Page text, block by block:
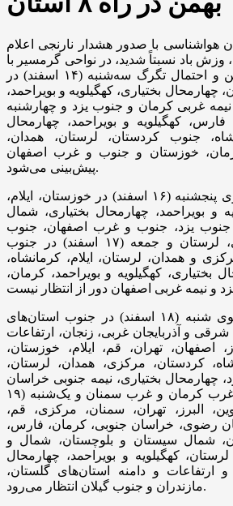
هواشناسی با صدور هشدار نارنجی اعلام
باد نسبتاً شدید، در نواحی گرمسیر با
رعد و برق، ریزش بهمن و احتمال تگرگ سه‌شنبه (۱۴ اسفند) در
بختیاری، کهگیلویه و بویراحمد،
غربی کرمان و جنوب یزد و چهارشنبه
فارس، کهگیلویه و بویراحمد، چهارمحال
جنوب کردستان، لرستان، همدان،
خوزستان و جنوب و غرب اصفهان
پیش‌بینی می‌شود.
حاکمیت این شرایط جوی پنجشنبه (۱۶ اسفند) در خوزستان، ایلام،
و بویراحمد، چهارمحال بختیاری، شمال
یزد، جنوب و غرب اصفهان، جنوب
زنجان، همدان، مرکزی، لرستان و جمعه (۱۷ اسفند) در جنوب
و همدان، لرستان، ایلام، کرمانشاه،
بختیاری، کهگیلویه و بویراحمد، کرمان،
وقوع این مخاطرات جوی شنبه (۱۸ اسفند) در جنوب استان‌های
شرقی و آذربایجان غربی، زنجان، ارتفاعات
اصفهان، تهران، قم، ایلام، خوزستان،
کردستان، مرکزی، همدان، لرستان،
چهارمحال بختیاری، نیمه جنوبی خراسان
رضوی، نیمه شمالی و غرب کرمان و غرب سمنان و یک‌شنبه (۱۹
البرز، تهران، سمنان، مرکزی، قم،
رضوی، خراسان جنوبی، کرمان، فارس،
شمال سیستان و بلوچستان، شمال و
کهگیلویه و بویراحمد، چهارمحال
و ارتفاعات و دامنه استان‌های گلستان،
مازندران و جنوب گیلان انتظار می‌رود.